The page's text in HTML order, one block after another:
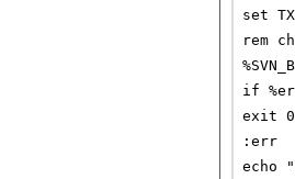
set
rem
if
exit 0
:err
echo "